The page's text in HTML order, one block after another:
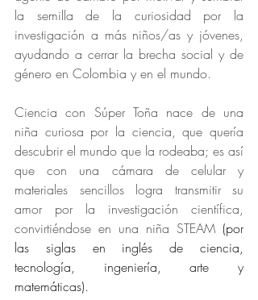
la semilla de la curiosidad por la
investigación a más niños/as y jóvenes,
ayudando a cerrar la brecha social y de
género en Colombia y en el mundo.
Ciencia con Súper Toña nace de una
niña curiosa por la ciencia, que quería
descubrir el mundo que la rodeaba; es así
que con una cámara de celular y
materiales sencillos logra transmitir su
amor por la investigación científica,
convirtiéndose en una niña STEAM (por
las siglas en inglés de ciencia,
tecnología, ingeniería, arte y
matemáticas).